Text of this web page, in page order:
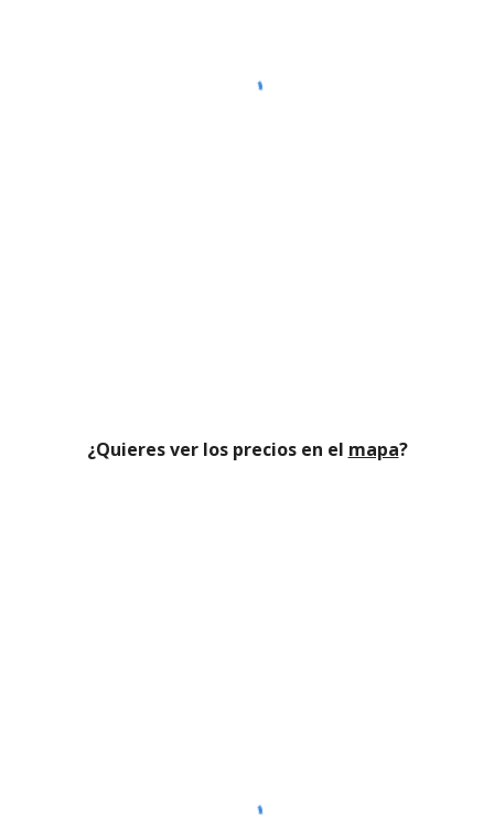
¿Quieres ver los precios en el mapa?